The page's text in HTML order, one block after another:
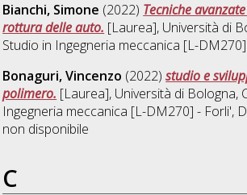
Bianchi, Simone (2022) Tecniche
rottura delle auto. [Laurea], Università di
Studio in Ingegneria meccanica [L-
Bonaguri, Vincenzo (2022)studio e
polimero. [Laurea], Università di Bologna,
Ingegneria meccanica [L-DM270] - Forli',
non disponibile
C